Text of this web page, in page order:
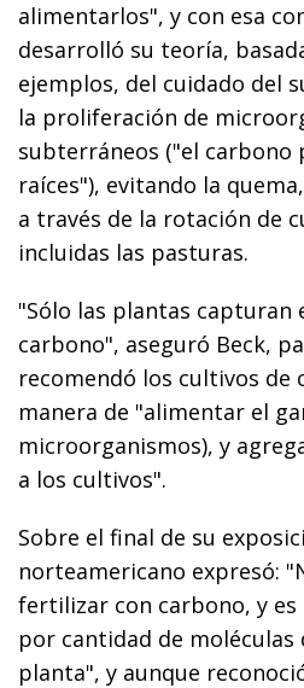
alimentarlos", y con esa
desarrolló su teoría,
ejemplos, del cuidado del
la proliferación de
subterráneos ("el carbono
raíces"), evitando la
a través de la rotación de
incluidas las pasturas.
"Sólo las plantas capturan
carbono", aseguró Beck,
recomendó los cultivos de
manera de "alimentar el
microorganismos), y
a los cultivos".
Sobre el final de su
norteamericano expresó:
fertilizar con carbono, y
por cantidad de moléculas
planta", y aunque